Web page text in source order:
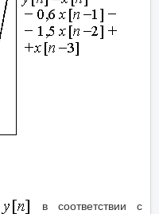
в соответствии с